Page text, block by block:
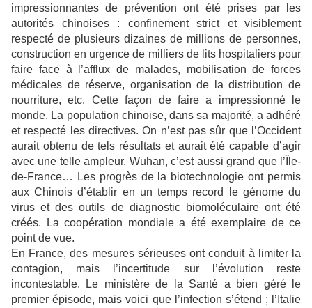
impressionnantes de prévention ont été prises par les
autorités chinoises : confinement strict et visiblement
respecté de plusieurs dizaines de millions de personnes,
construction en urgence de milliers de lits hospitaliers pour
faire face à l’afflux de malades, mobilisation de forces
médicales de réserve, organisation de la distribution de
nourriture, etc. Cette façon de faire a impressionné le
monde. La population chinoise, dans sa majorité, a adhéré
et respecté les directives. On n’est pas sûr que l’Occident
aurait obtenu de tels résultats et aurait été capable d’agir
avec une telle ampleur. Wuhan, c’est aussi grand que l’Île-
de-France… Les progrès de la biotechnologie ont permis
aux Chinois d’établir en un temps record le génome du
virus et des outils de diagnostic biomoléculaire ont été
créés. La coopération mondiale a été exemplaire de ce
point de vue.
En France, des mesures sérieuses ont conduit à limiter la
contagion, mais l’incertitude sur l’évolution reste
incontestable. Le ministère de la Santé a bien géré le
premier épisode, mais voici que l’infection s’étend ; l’Italie